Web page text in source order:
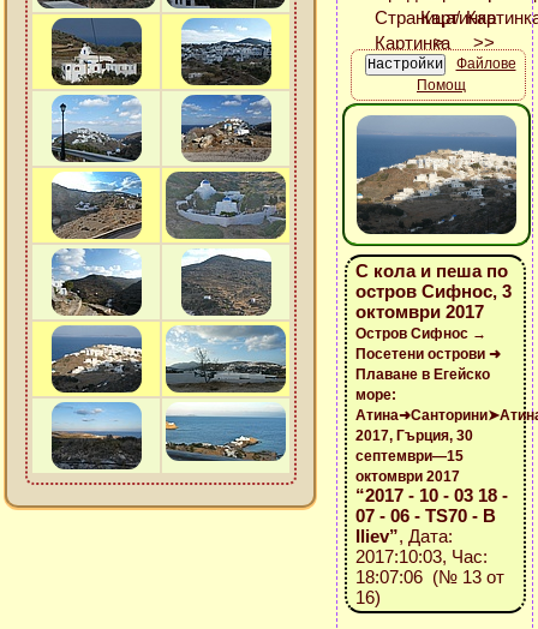
Файлове
Помощ
С кола и пеша по
остров Сифнос, 3
октомври 2017
Остров Сифнос →
Посетени острови ➜
Плаване в Егейско
море:
2017, Гърция, 30
септември—15
октомври 2017
“2017 - 10 - 03 18 -
07 - 06 - TS70 - B
Iliev”, Дата:
2017:10:03, Час:
18:07:06 (№ 13 от
16)